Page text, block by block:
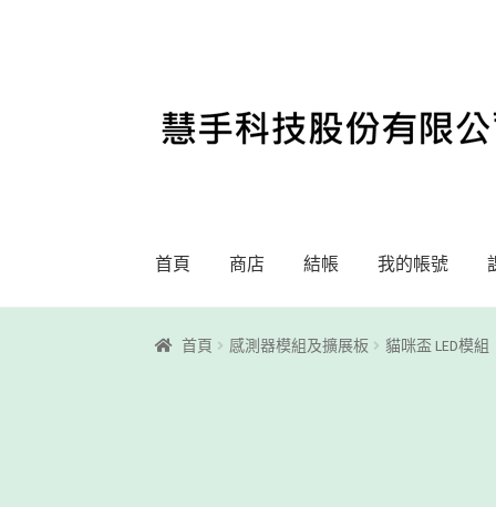
導
覽
內
容
首頁 商店 結帳 我的帳號
首頁MotoblocklyMy Account Registration
首頁 感測器模組及擴展板 貓咪盃 LED模組